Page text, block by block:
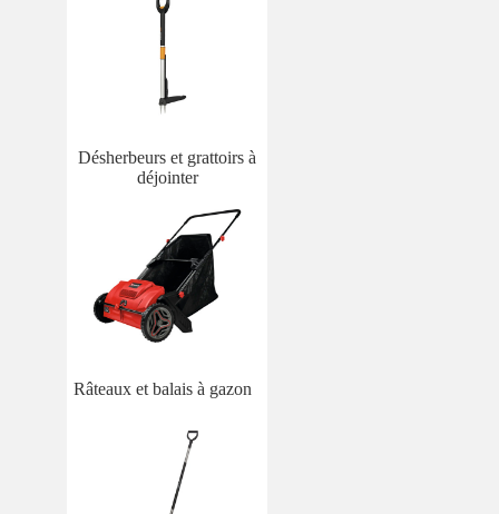
Désherbeurs et grattoirs à
déjointer
Râteaux et balais à gazon